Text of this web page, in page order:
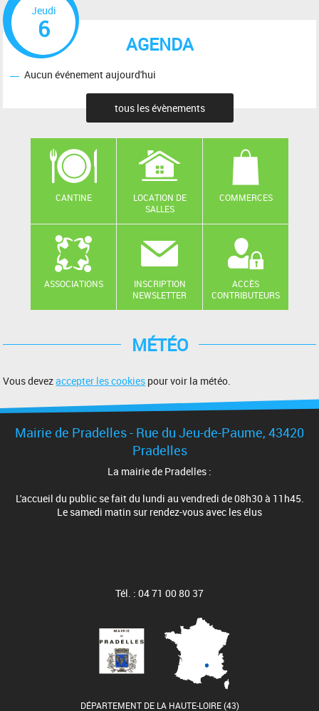
AGENDA
Jeudi
6
Aucun événement aujourd'hui
tous les évènements
CANTINE
LOCATION DE
SALLES
COMMERCES
ASSOCIATIONS
INSCRIPTION
NEWSLETTER
ACCÈS
CONTRIBUTEURS
MÉTÉO
Vous devezaccepter les cookies pour voir la météo.
Mairie de Pradelles - Rue du Jeu-de-Paume, 43420
Pradelles
La mairie de Pradelles :
L'accueil du public se fait du lundi au vendredi de 08h30 à 11h45.
Le samedi matin sur rendez-vous avec les élus
Tél. : 04 71 00 80 37
DÉPARTEMENT DE LA HAUTE-LOIRE (43)